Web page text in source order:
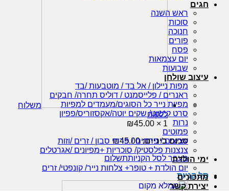
משלוח
ללקוח
1 ×
₪45.00
סכום ביניים:
₪45.00
מעבר לסל הקניותתשלום
ראש השנה
יום עצמאות
שבועות
שולחן
מפות ניילון / אל בד / מוטבעות /בד
ראנרים / פלייסמנט / דוליס תחרה/ חבקים
מפיות נייר כל הסוגים/מעמדים למפיות
סרט קישוט/ שקים יוטה/אקסזוריס/פפיון
פמוטים
עציצים / פרחים / פרחי סבון / זרים /וזות
צנצנות פלסטיק/ סוכריות +מפיונים /אגרטלים
הולדת
יום הולדת + טופר+ צלחות נייר/ קונפטי/ זרים
קשר